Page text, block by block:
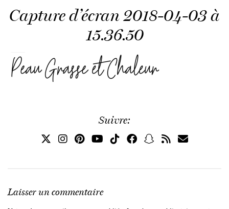
Capture d’écran 2018-04-03 à
15.36.50
Suivre:
Laisser un commentaire